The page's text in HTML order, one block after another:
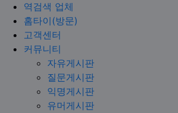
역검색 업체
홈타이(방문)
고객센터
커뮤니티
자유게시판
질문게시판
익명게시판
유머게시판